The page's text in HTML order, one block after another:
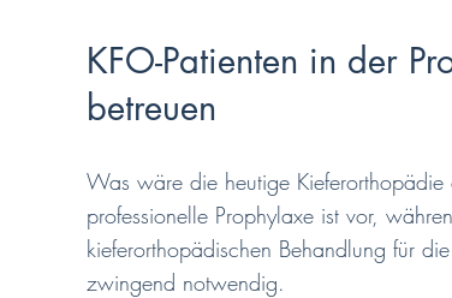
KFO-Patienten in der
betreuen
Was wäre die heutige Kieferorthopädie
professionelle Prophylaxe ist vor,
kieferorthopädischen Behandlung für
zwingend notwendig.